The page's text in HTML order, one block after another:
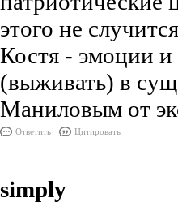
этого не
Костя - эмоции
(выживать) в
Маниловым от
Ответить Цитировать
simply